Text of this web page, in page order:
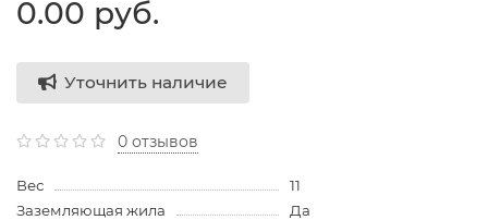
0.00 руб.
Уточнить наличие
0 отзывов
Вес
11
Заземляющая жила
Да